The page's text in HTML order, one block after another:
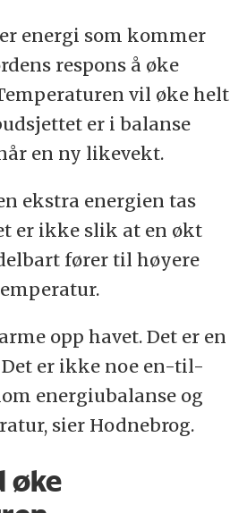
energi som kommer
respons å øke
vil øke helt
er i balanse
en ny likevekt.
ekstra energien tas
er ikke slik at en økt
fører til høyere
opp havet. Det er en
er ikke noe en-til-
energiubalanse og
sier Hodnebrog.
øke